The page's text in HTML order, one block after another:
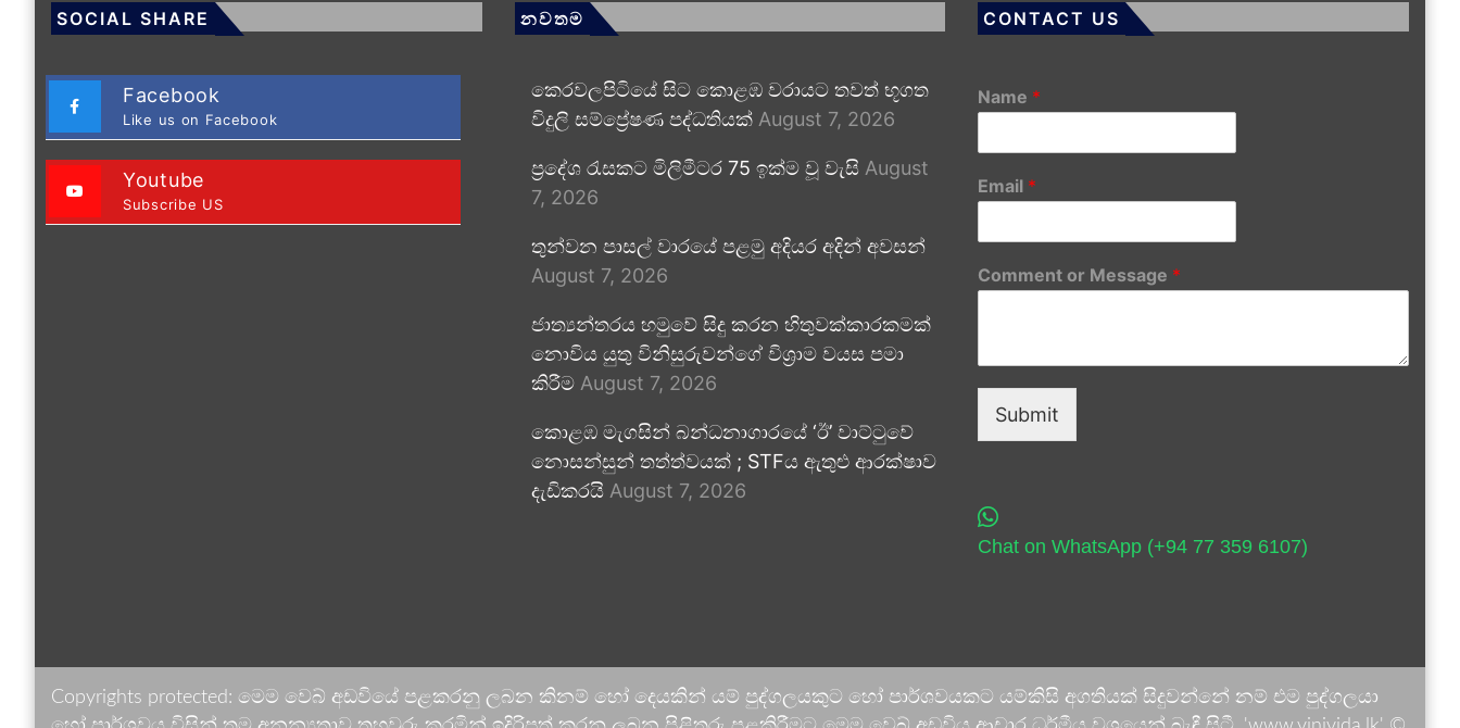
SOCIAL SHARE
Facebook
Like us on Facebook
Youtube
Subscribe US
නවතම
කෙරවලපිටියේ සිට කොළඹ වරායට තවත් භූගත
විදුලි සම්ප්‍රේෂණ පද්ධතියක් August 7, 2026
ප්‍රදේශ රැසකට මිලිමීටර 75 ඉක්ම වූ වැසි August
7, 2026
තුන්වන පාසල් වාරයේ පළමු අදියර අදින් අවසන්
August 7, 2026
ජාත්‍යන්තරය හමුවේ සිදු කරන හිතුවක්කාරකමක්
නොවිය යුතු විනිසුරුවන්ගේ විශ්‍රාම වයස පමා
කිරීම August 7, 2026
කොළඹ මැගසින් බන්ධනාගාරයේ ‘ඊ’ වාට්ටුවේ
නොසන්සුන් තත්ත්වයක් ; STFය ඇතුළු ආරක්ෂාව
දැඩිකරයි August 7, 2026
CONTACT US
Name *
Email *
Comment or Message *
Submit
Chat on WhatsApp (+94 77 359 6107)
Copyrights protected: මෙම වෙබ් අඩවියේ පළකරනු ලබන කිනම් හෝ දෙයකින් යම් පුද්ගලයකුට හෝ පාර්ශවයකට යම්කිසි අගතියක් සිදුවන්නේ නම් එම පුද්ගලයා